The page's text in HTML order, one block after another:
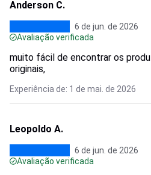
Anderson C.
6 de jun. de 2026
Avaliação verificada
muito fácil de encontrar os
originais,
Experiência de: 1 de mai. de 2026
Leopoldo A.
6 de jun. de 2026
Avaliação verificada